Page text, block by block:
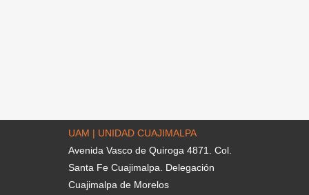
UAM | UNIDAD CUAJIMALPA
Avenida Vasco de Quiroga 4871. Col.
Santa Fe Cuajimalpa. Delegación
Cuajimalpa de Morelos